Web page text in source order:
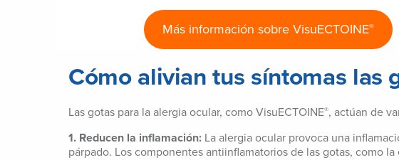
Más información sobre VisuECTOINE®
Cómo alivian tus síntomas las
Las gotas para la alergia ocular, como VisuECTOINE®, actúan de
1. Reducen la inflamación: La alergia ocular provoca una
párpado. Los componentes antiinflamatorios de las gotas, como